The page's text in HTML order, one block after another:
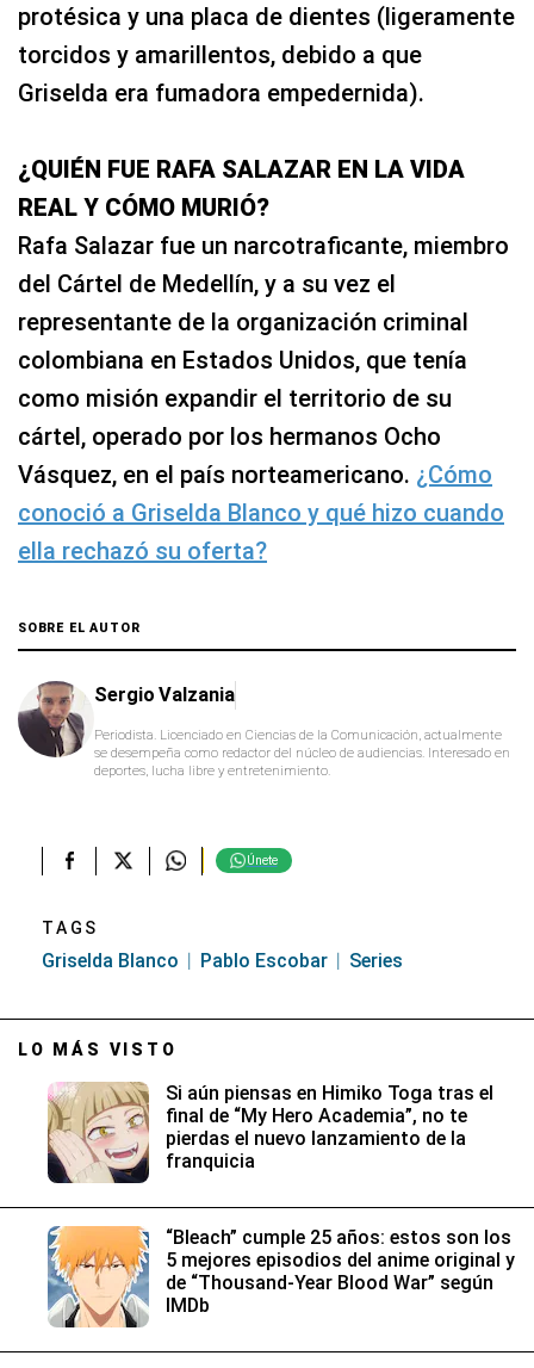
protésica y una placa de dientes (ligeramente
torcidos y amarillentos, debido a que
Griselda era fumadora empedernida).
¿QUIÉN FUE RAFA SALAZAR EN LA VIDA
REAL Y CÓMO MURIÓ?
Rafa Salazar fue un narcotraficante, miembro
del Cártel de Medellín, y a su vez el
representante de la organización criminal
colombiana en Estados Unidos, que tenía
como misión expandir el territorio de su
cártel, operado por los hermanos Ocho
Vásquez, en el país norteamericano. ¿Cómo
conoció a Griselda Blanco y qué hizo cuando
ella rechazó su oferta?
SOBRE EL AUTOR
Sergio Valzania
Periodista. Licenciado en Ciencias de la Comunicación, actualmente
se desempeña como redactor del núcleo de audiencias. Interesado en
deportes, lucha libre y entretenimiento.
Únete
TAGS
Griselda Blanco Pablo Escobar Series
LO MÁS VISTO
Si aún piensas en Himiko Toga tras el
final de “My Hero Academia”, no te
pierdas el nuevo lanzamiento de la
franquicia
“Bleach” cumple 25 años: estos son los
5 mejores episodios del anime original y
de “Thousand-Year Blood War” según
IMDb